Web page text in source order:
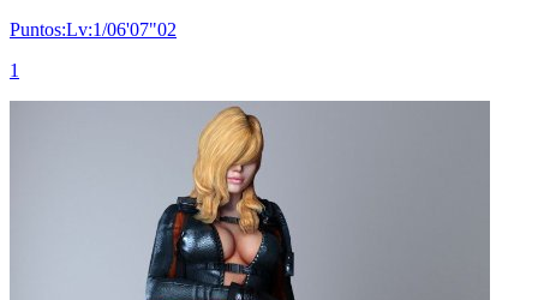
Puntos:Lv:1/06'07"02
1